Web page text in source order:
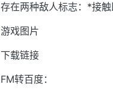
存在两种敌人标志：*接
游戏图片
下载链接
FM转百度：